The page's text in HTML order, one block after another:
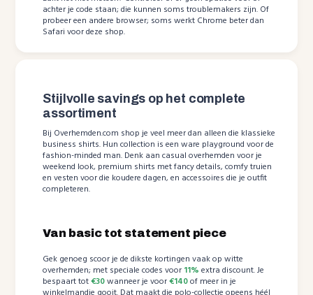
achter je code staan; die kunnen soms troublemakers zijn. Of
probeer een andere browser; soms werkt Chrome beter dan
Safari voor deze shop.
Stijlvolle savings op het complete
assortiment
Bij Overhemden.com shop je veel meer dan alleen die klassieke
business shirts. Hun collection is een ware playground voor de
fashion-minded man. Denk aan casual overhemden voor je
weekend look, premium shirts met fancy details, comfy truien
en vesten voor die koudere dagen, en accessoires die je outfit
completeren.
Van basic tot statement piece
Gek genoeg scoor je de dikste kortingen vaak op witte
overhemden; met speciale codes voor 11% extra discount. Je
bespaart tot€30wanneer je voor€140of meer in je